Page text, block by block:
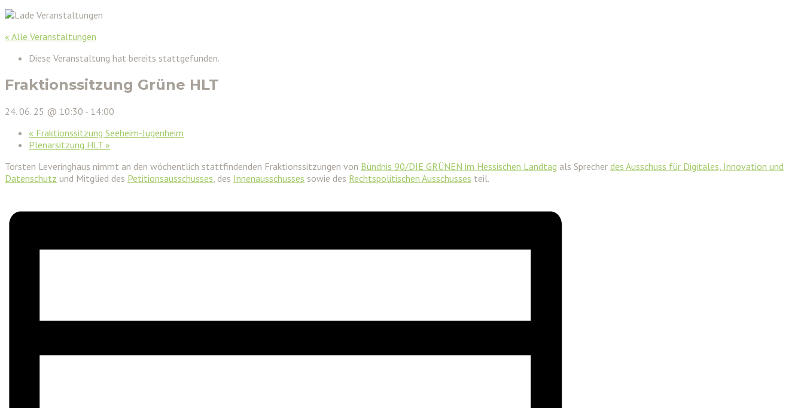
« Alle Veranstaltungen
Diese Veranstaltung hat bereits stattgefunden.
Fraktionssitzung Grüne HLT
24. 06. 25 @ 10:30 - 14:00
« Fraktionssitzung Seeheim-Jugenheim
Plenarsitzung HLT »
Torsten Leveringhaus nimmt an den wöchentlich stattfindenden Fraktionssitzungen von Bündnis 90/DIE GRÜNEN im Hessischen Landtag als Sprecher des Ausschuss für Digitales, Innovation und
Datenschutz und Mitglied des Petitionsausschusses , des Innenausschusses sowie des Rechtspolitischen Ausschusses teil.